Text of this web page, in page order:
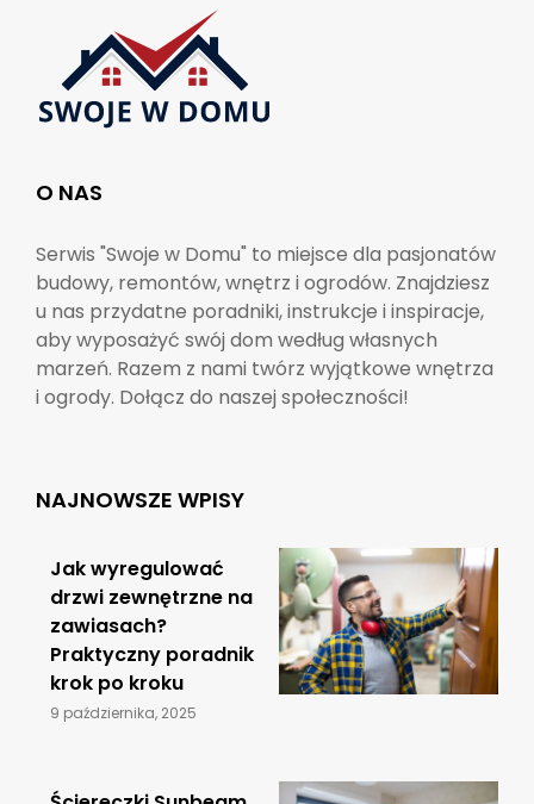
O NAS
Serwis "Swoje w Domu" to miejsce dla pasjonatów
budowy, remontów, wnętrz i ogrodów. Znajdziesz
u nas przydatne poradniki, instrukcje i inspiracje,
aby wyposażyć swój dom według własnych
marzeń. Razem z nami twórz wyjątkowe wnętrza
i ogrody. Dołącz do naszej społeczności!
NAJNOWSZE WPISY
Jak wyregulować
drzwi zewnętrzne na
zawiasach?
Praktyczny poradnik
krok po kroku
9 października, 2025